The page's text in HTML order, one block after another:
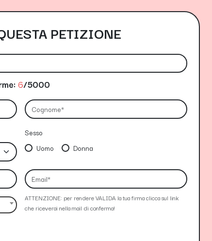
PETIZIONE
6/5000
Sesso
Uomo
Donna
ATTENZIONE: per rendere VALIDA la tua firma clicca sul link
che riceverai nella mail di conferma!